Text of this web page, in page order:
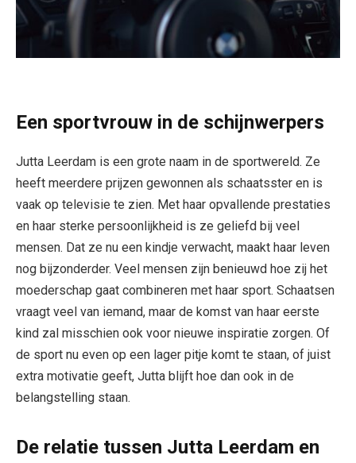
Een sportvrouw in de schijnwerpers
Jutta Leerdam is een grote naam in de sportwereld. Ze
heeft meerdere prijzen gewonnen als schaatsster en is
vaak op televisie te zien. Met haar opvallende prestaties
en haar sterke persoonlijkheid is ze geliefd bij veel
mensen. Dat ze nu een kindje verwacht, maakt haar leven
nog bijzonderder. Veel mensen zijn benieuwd hoe zij het
moederschap gaat combineren met haar sport. Schaatsen
vraagt veel van iemand, maar de komst van haar eerste
kind zal misschien ook voor nieuwe inspiratie zorgen. Of
de sport nu even op een lager pitje komt te staan, of juist
extra motivatie geeft, Jutta blijft hoe dan ook in de
belangstelling staan.
De relatie tussen Jutta Leerdam en